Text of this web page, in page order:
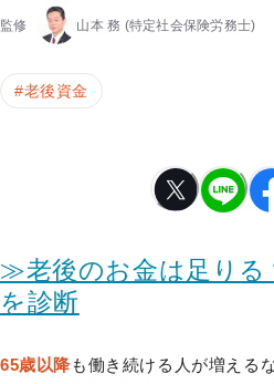
監修 山本 務 (特定社会保険労務士)
#老後資金
≫老後のお金は足りる
を診断
65歳以降も働き続ける人が増えるな